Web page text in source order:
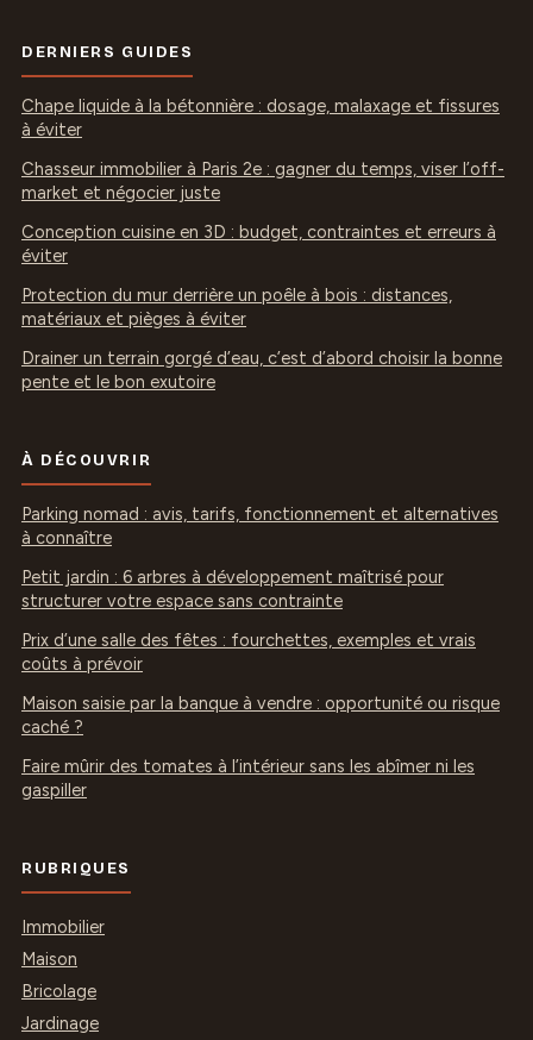
DERNIERS GUIDES
Chape liquide à la bétonnière : dosage, malaxage et fissures
à éviter
Chasseur immobilier à Paris 2e : gagner du temps, viser l’off-
market et négocier juste
Conception cuisine en 3D : budget, contraintes et erreurs à
éviter
Protection du mur derrière un poêle à bois : distances,
matériaux et pièges à éviter
Drainer un terrain gorgé d’eau, c’est d’abord choisir la bonne
pente et le bon exutoire
À DÉCOUVRIR
Parking nomad : avis, tarifs, fonctionnement et alternatives
à connaître
Petit jardin : 6 arbres à développement maîtrisé pour
structurer votre espace sans contrainte
Prix d’une salle des fêtes : fourchettes, exemples et vrais
coûts à prévoir
Maison saisie par la banque à vendre : opportunité ou risque
caché ?
Faire mûrir des tomates à l’intérieur sans les abîmer ni les
gaspiller
RUBRIQUES
Immobilier
Maison
Bricolage
Jardinage